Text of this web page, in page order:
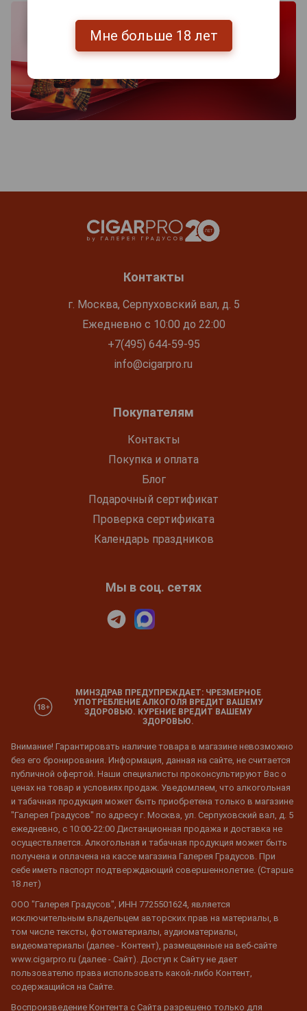
Контакты
г. Москва, Серпуховский вал, д. 5
Ежедневно с 10:00 до 22:00
+7(495) 644-59-95
info@cigarpro.ru
Покупателям
Контакты
Покупка и оплата
Блог
Подарочный сертификат
Проверка сертификата
Календарь праздников
Мы в соц. сетях
МИНЗДРАВ ПРЕДУПРЕЖДАЕТ: ЧРЕЗМЕРНОЕ
УПОТРЕБЛЕНИЕ АЛКОГОЛЯ ВРЕДИТ ВАШЕМУ
ЗДОРОВЬЮ. КУРЕНИЕ ВРЕДИТ ВАШЕМУ
ЗДОРОВЬЮ.
Внимание! Гарантировать наличие товара в магазине невозможно
без его бронирования. Информация, данная на сайте, не считается
публичной офертой. Наши специалисты проконсультируют Вас о
ценах на товар и условиях продаж. Уведомляем, что алкогольная
и табачная продукция может быть приобретена только в магазине
"Галерея Градусов" по адресу г. Москва, ул. Серпуховский вал, д. 5
ежедневно, с 10:00-22:00 Дистанционная продажа и доставка не
осуществляется. Алкогольная и табачная продукция может быть
получена и оплачена на кассе магазина Галерея Градусов. При
себе иметь паспорт подтверждающий совершеннолетие. (Старше
18 лет)
ООО "Галерея Градусов", ИНН 7725501624, является
исключительным владельцем авторских прав на материалы, в
том числе тексты, фотоматериалы, аудиоматериалы,
видеоматериалы (далее - Контент), размещенные на веб-сайте
www.cigarpro.ru (далее - Сайт). Доступ к Сайту не дает
пользователю права использовать какой-либо Контент,
содержащийся на Сайте.
Воспроизведение Контента с Сайта разрешено только для
Мне больше 18 лет